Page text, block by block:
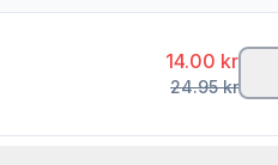
14.00 kr
24.95kr